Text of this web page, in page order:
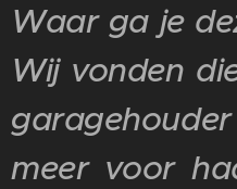
Waar ga je
Wij vonden
meer voor